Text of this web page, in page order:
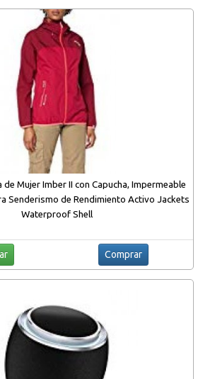
Mujer Imber II con Capucha, Impermeable
Senderismo de Rendimiento Activo Jackets
Waterproof Shell
Comprar